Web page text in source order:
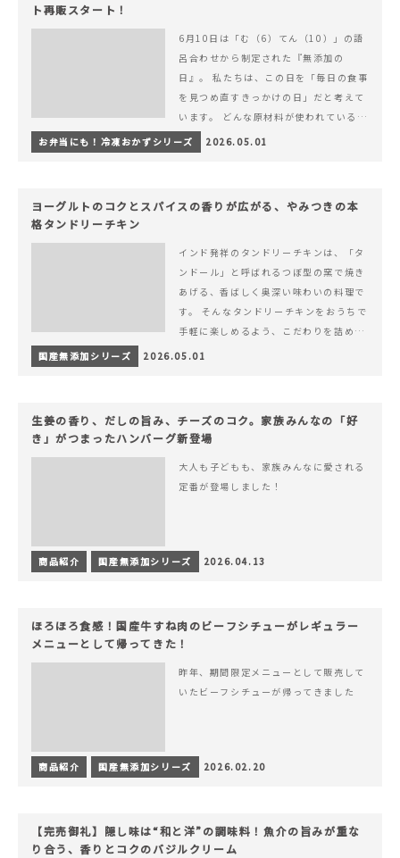
ト再販スタート！
6月10日は「む（6）てん（10）」の語
呂合わせから制定された『無添加の
日』。 私たちは、この日を「毎日の食事
を見つめ直すきっかけの日」だと考えて
います。 どんな原材料が使われているの
か。 どのようにつくられているのか。&
hellip; 続きを読む 【6月10日（無添加
お弁当にも！冷凍おかずシリーズ 2026.05.01
ヨーグルトのコクとスパイスの香りが広がる、やみつきの本
格タンドリーチキン
インド発祥のタンドリーチキンは、「タ
ンドール」と呼ばれるつぼ型の窯で焼き
あげる、香ばしく奥深い味わいの料理で
す。 そんなタンドリーチキンをおうちで
手軽に楽しめるよう、こだわりを詰め込
んで仕上げました。 様々なシーンでお召
国産無添加シリーズ 2026.05.01
生姜の香り、だしの旨み、チーズのコク。家族みんなの「好
き」がつまったハンバーグ新登場
大人も子どもも、家族みんなに愛される
定番が登場しました！
商品紹介 国産無添加シリーズ 2026.04.13
ほろほろ食感！国産牛すね肉のビーフシチューがレギュラー
メニューとして帰ってきた！
昨年、期間限定メニューとして販売して
いたビーフシチューが帰ってきました
商品紹介 国産無添加シリーズ 2026.02.20
【完売御礼】隠し味は“和と洋”の調味料！魚介の旨みが重な
り合う、香りとコクのバジルクリーム